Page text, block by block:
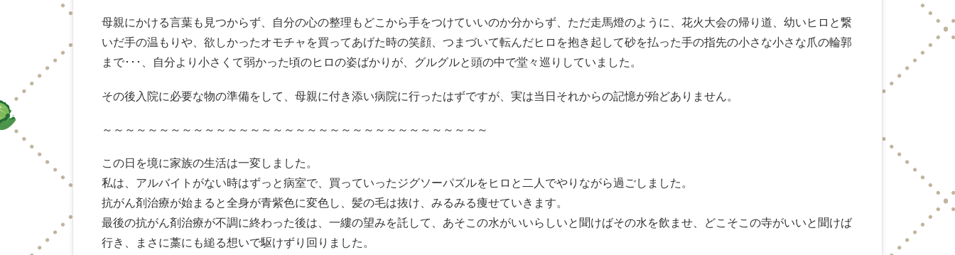
母親にかける言葉も見つからず、自分の心の整理もどこから手をつけていいのか分からず、ただ走馬燈のように、花火大会の帰り道、幼いヒロと繋
いだ手の温もりや、欲しかったオモチャを買ってあげた時の笑顔、つまづいて転んだヒロを抱き起して砂を払った手の指先の小さな小さな爪の輪郭
まで･･･、自分より小さくて弱かった頃のヒロの姿ばかりが、グルグルと頭の中で堂々巡りしていました。
その後入院に必要な物の準備をして、母親に付き添い病院に行ったはずですが、実は当日それからの記憶が殆どありません。
～～～～～～～～～～～～～～～～～～～～～～～～～～～～～～～～～～
この日を境に家族の生活は一変しました。
私は、アルバイトがない時はずっと病室で、買っていったジグソーパズルをヒロと二人でやりながら過ごしました。
抗がん剤治療が始まると全身が青紫色に変色し、髪の毛は抜け、みるみる痩せていきます。
最後の抗がん剤治療が不調に終わった後は、一縷の望みを託して、あそこの水がいいらしいと聞けばその水を飲ませ、どこそこの寺がいいと聞けば
行き、まさに藁にも縋る想いで駆けずり回りました。